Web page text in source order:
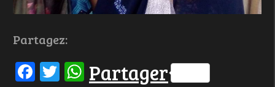
Partagez:
Facebook
Twitter
WhatsApp
Partager